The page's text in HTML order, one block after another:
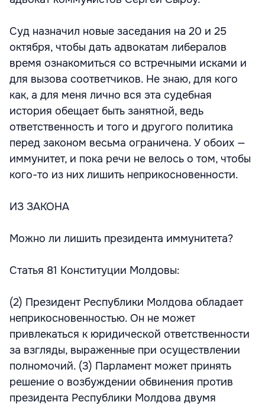
Суд назначил новые заседания на 20 и 25
октября, чтобы дать адвокатам либералов
время ознакомиться со встречными исками и
для вызова соответчиков. Не знаю, для кого
как, а для меня лично вся эта судебная
история обещает быть занятной, ведь
ответственность и того и другого политика
перед законом весьма ограничена. У обоих —
иммунитет, и пока речи не велось о том, чтобы
кого-то из них лишить неприкосновенности.
ИЗ ЗАКОНА
Можно ли лишить президента иммунитета?
Статья 81 Конституции Молдовы:
(2) Президент Республики Молдова обладает
неприкосновенностью. Он не может
привлекаться к юридической ответственности
за взгляды, выраженные при осуществлении
полномочий. (3) Парламент может принять
решение о возбуждении обвинения против
президента Республики Молдова двумя